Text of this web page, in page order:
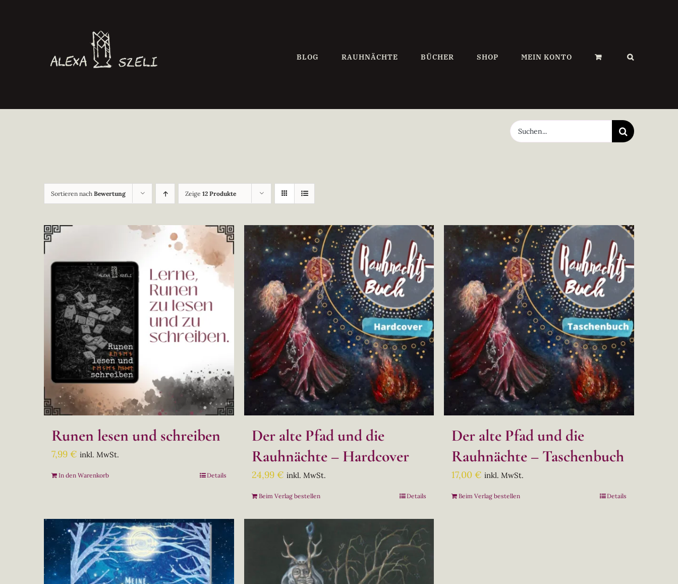
BLOG RAUHNÄCHTE BÜCHER SHOP MEIN KONTO
Suche
nach:
Sortieren nach Bewertung Zeige 12 Produkte
Runen lesen und schreiben
7,99 € inkl. MwSt.
In den Warenkorb Details
Der alte Pfad und die
Rauhnächte – Hardcover
24,99 € inkl. MwSt.
Beim Verlag bestellen Details
Der alte Pfad und die
Rauhnächte – Taschenbuch
17,00€ inkl. MwSt.
Beim Verlag bestellen Details